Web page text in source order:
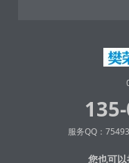
服务QQ：
您也可